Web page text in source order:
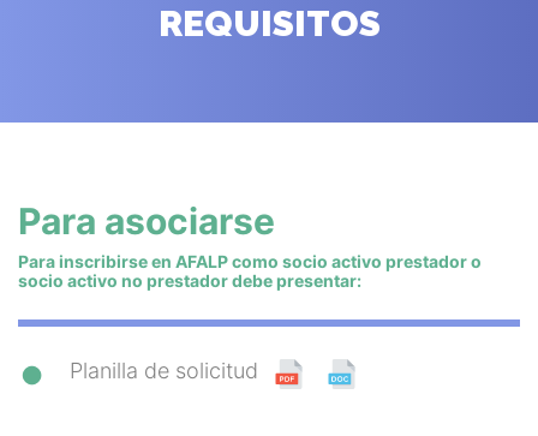
REQUISITOS
Para asociarse
Para inscribirse en AFALP como socio activo prestador o
socio activo no prestador debe presentar:
Planilla de solicitud